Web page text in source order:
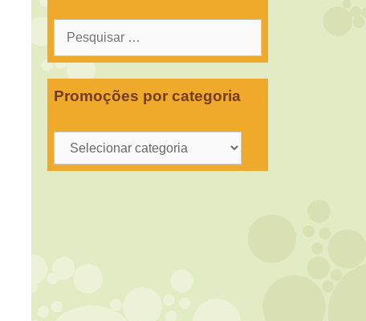
Pesquisar
Promoções por categoria
Promoções
por